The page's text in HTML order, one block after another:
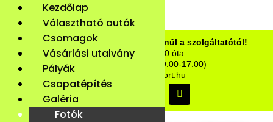
Vásárolj biztonságosan, közvetlenül a szolgáltatótól!
Élményvezetés 2010 óta
06-20-222-1330 (H-P – 9:00-17:00)
info@extremautosport.hu
Kezdőlap
Választható autók
Csomagok
Vásárlási utalvány
Pályák
Csapatépítés
Galéria
Fotók